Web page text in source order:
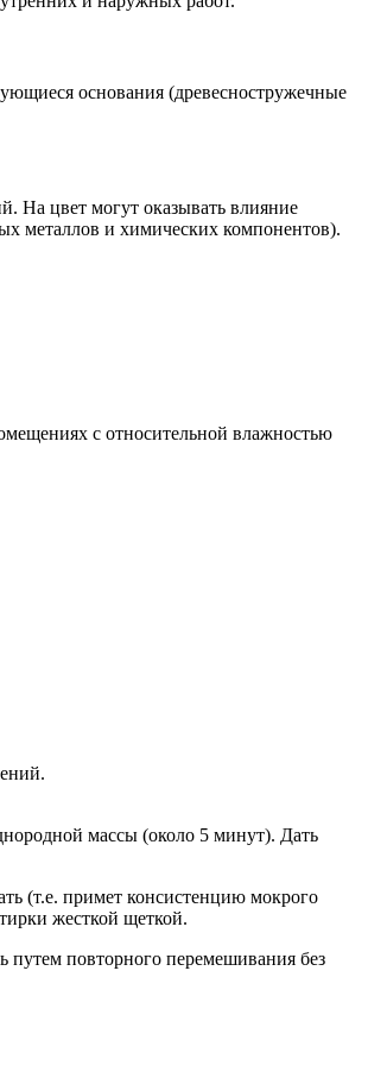
основания (древесностружечные
На цвет могут оказывать влияние
металлов и химических компонентов).
с относительной влажностью
массы (около 5 минут). Дать
(т.е. примет консистенцию мокрого
жесткой щеткой.
путем повторного перемешивания без